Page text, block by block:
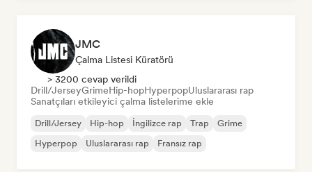
JMC
Çalma Listesi Küratörü
> 3200 cevap verildi
Drill/JerseyGrimeHip-hopHyperpopUluslararası rap
Sanatçıları etkileyici çalma listelerime ekle
Drill/Jersey Hip-hop İngilizce rap Trap
Grime
Hyperpop
Uluslararası rap Fransız rap